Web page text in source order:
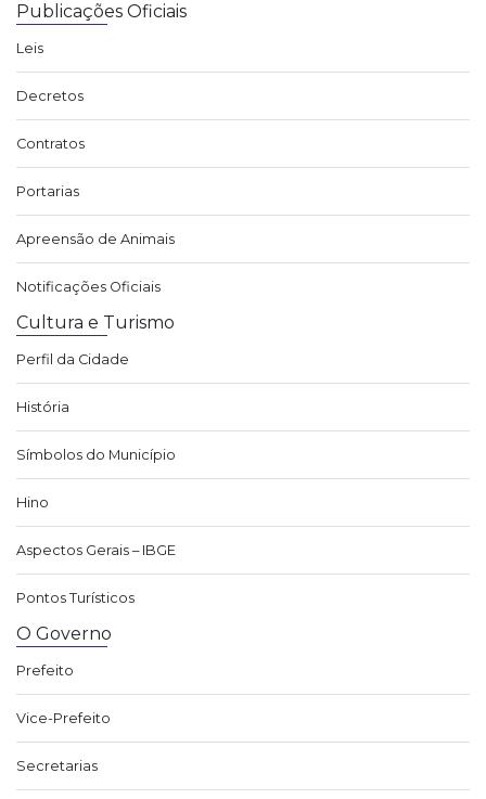
Publicações Oficiais
Leis
Decretos
Contratos
Portarias
Apreensão de Animais
Notificações Oficiais
Cultura e Turismo
Perfil da Cidade
História
Símbolos do Município
Hino
Aspectos Gerais – IBGE
Pontos Turísticos
O Governo
Prefeito
Vice-Prefeito
Secretarias